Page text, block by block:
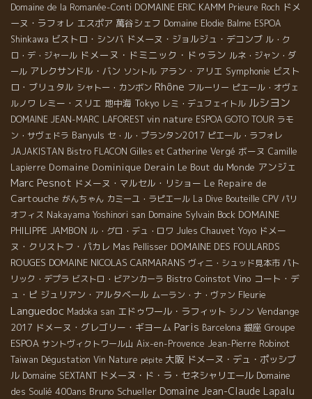
Domaine de la Romanée-Conti DOMAINE ERIC KAMM Prieure Roch ドメ
ーヌ・ラフォレ エスポア 萬谷シェフ Domaine Elodie Balme ESPOA
Shinkawa ビストロ・シンバ ドメーヌ・ジョルジュ・デコンブ ル・ク
ロ・デ・ジャール ドメーヌ・ドミニック・ドゥラン ルネ・ジャン・ダ
ール アレクサンドル・バン ソントル アラン・アリエ Symphonie ビスト
ロ・ブリュタル シャトー・カンボン Rhône フルーリー ピエール・オヴェ
ルノワ レミー・スリエ 地中海 Tokyo レミ・デュフェイトル ルシヨン
DOMAINE JEAN-MARC LAFOREST vin nature ESPOA GOTO TOUR ラモ
ン・サヴェドラ Banyuls セ・ル・プランタン2017 ピエール・ラフォレ
JAJAKISTAN Bistro FLACON Gilles et Catherine Vergé ボーヌ Camille
Lapierre Domaine Dominique Derain Le Bout du Monde アンジェ
Marc Pesnot ドメーヌ・マルセル・リショー Le Repaire de
Cartouche がんちゃん カミーユ・ラピエール La Dive Bouteille CPV パリ
オフィス Nakayama Yoshinori san Domaine Sylvain Bock DOMAINE
PHILIPPE JAMBON ル・グロ・デュ・ロワ Jules Chauvet Yoyo ドメー
ヌ・クリストフ・パカレ Mas Pellisser DOMAINE DES FOULARDS
ROUGES DOMAINE NICOLAS CARMARANS ヴィニ・シュッド見本市 パト
リック・デプラ ビストロ・ビアンカーラ Bistro Coinstot Vino コート・デ
ュ・ピ ジュリアン・アルタベール ムーラン・ナ・ヴァン Fleurie
Languedoc Madoka san エドゥワール・ラフィット シノン Vendange
2017 ドメーヌ・グレゴリー・ギヨーム Paris Barcelona 銀座 Groupe
ESPOA サントヴィクトワール山 Aix-en-Provence Jean-Pierre Robinot
Taiwan Dégustation Vin Nature pépite 大阪 ドメーヌ・デュ・ポッシブ
ル Domaine SEXTANT ドメーヌ・ド・ラ・セネシャリエール Domaine
des Soulié 400ans Bruno Schueller Domaine Jean-Claude Lapalu